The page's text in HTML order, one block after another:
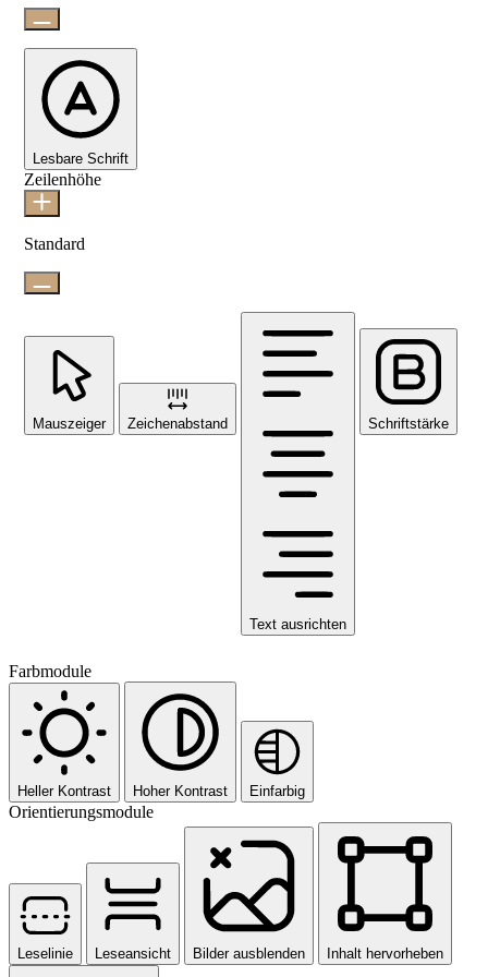
Lesbare Schrift
Zeilenhöhe
Standard
Mauszeiger Zeichenabstand
Text ausrichten
Schriftstärke
Farbmodule
Heller Kontrast Hoher Kontrast Einfarbig
Orientierungsmodule
Leselinie Leseansicht Bilder ausblenden Inhalt hervorheben